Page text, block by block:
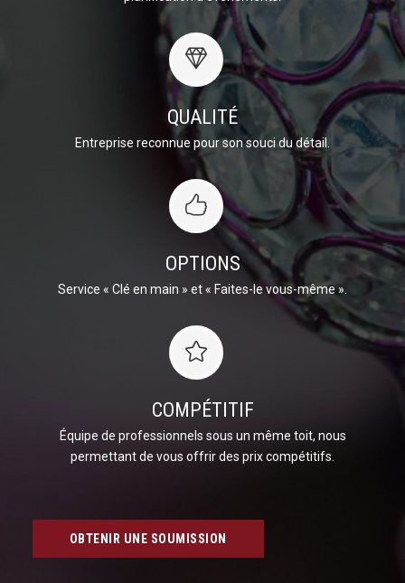
QUALITÉ
Entreprise reconnue pour son souci du détail.
OPTIONS
Service « Clé en main » et « Faites-le vous-même ».
COMPÉTITIF
Équipe de professionnels sous un même toit, nous
permettant de vous offrir des prix compétitifs.
OBTENIR UNE SOUMISSION